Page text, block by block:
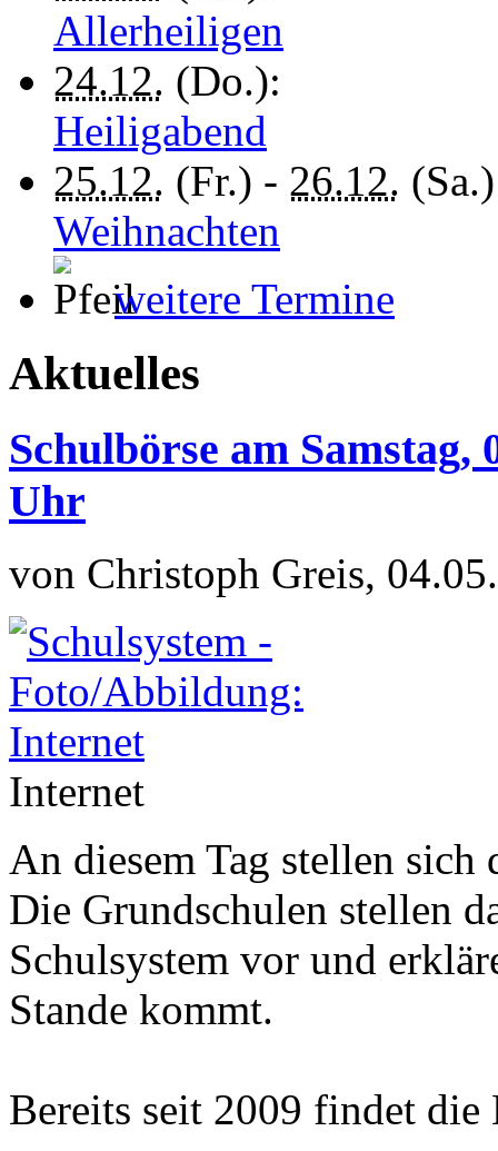
Allerheiligen
24.12. (Do.):
Heiligabend
25.12. (Fr.) - 26.12.
Weihnachten
weitere Termine
Aktuelles
Schulbörse am Samstag,
Uhr
von Christoph Greis,
Internet
An diesem Tag stellen
Die Grundschulen stellen
Schulsystem vor und
Stande kommt.
Bereits seit 2009 findet die